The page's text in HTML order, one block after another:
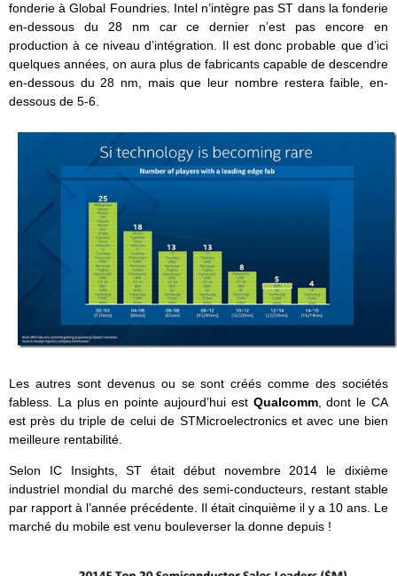
fonderie à Global Foundries. Intel n’intègre pas ST dans la fonderie
en-dessous du 28 nm car ce dernier n’est pas encore en
production à ce niveau d’intégration. Il est donc probable que d’ici
quelques années, on aura plus de fabricants capable de descendre
en-dessous du 28 nm, mais que leur nombre restera faible, en-
dessous de 5-6.
Les autres sont devenus ou se sont créés comme des sociétés
fabless. La plus en pointe aujourd’hui est Qualcomm, dont le CA
est près du triple de celui de STMicroelectronics et avec une bien
meilleure rentabilité.
Selon IC Insights, ST était début novembre 2014 le dixième
industriel mondial du marché des semi-conducteurs, restant stable
par rapport à l’année précédente. Il était cinquième il y a 10 ans. Le
marché du mobile est venu bouleverser la donne depuis !